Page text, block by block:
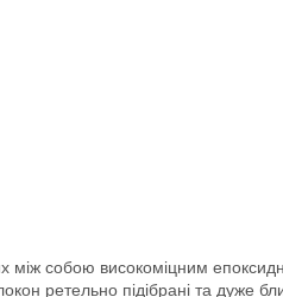
між собою високоміцним
ретельно підібрані та дуже